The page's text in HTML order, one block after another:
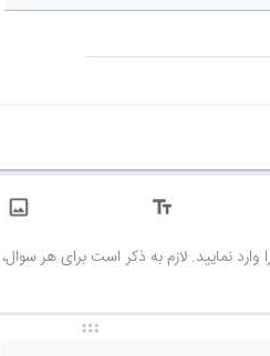
نمایید. لازم به ذکر است برای هر